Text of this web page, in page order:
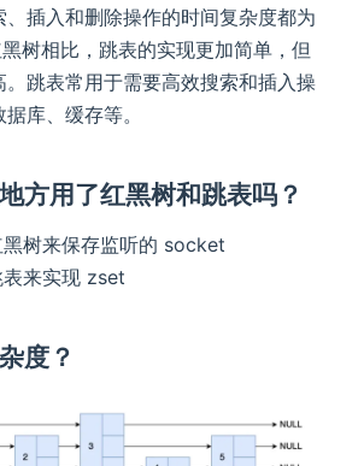
、插入和删除操作的时间复杂度都为
树相比，跳表的实现更加简单，但
。跳表常用于需要高效搜索和插入操
库、缓存等。
方用了红黑树和跳表吗？
树来保存监听的 socket
来实现 zset
度？